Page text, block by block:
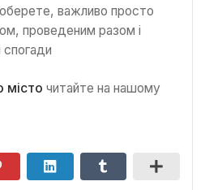
важливо просто
проведеним разом і
місто читайте на нашому